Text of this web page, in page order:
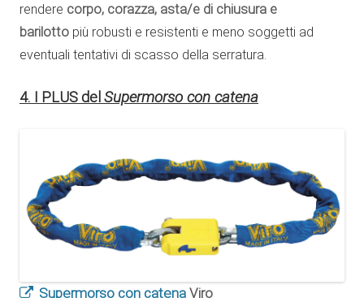
rendere corpo, corazza, asta/e di chiusura e
barilotto più robusti e resistenti e meno soggetti ad
eventuali tentativi di scasso della serratura.
4. I PLUS delSupermorso con catena
Supermorso con catena Viro